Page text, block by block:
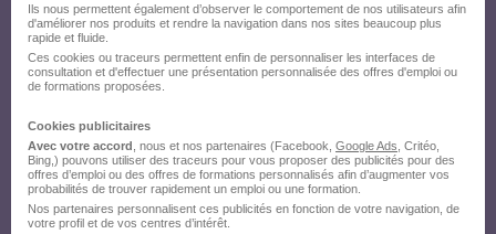
Ils nous permettent également d’observer le comportement de nos utilisateurs afin
d'améliorer nos produits et rendre la navigation dans nos sites beaucoup plus
rapide et fluide.
Ces cookies ou traceurs permettent enfin de personnaliser les interfaces de
consultation et d'effectuer une présentation personnalisée des offres d'emploi ou
de formations proposées.
Cookies publicitaires
Avec votre accord , nous et nos partenaires (Facebook, Google Ads , Critéo,
Bing,) pouvons utiliser des traceurs pour vous proposer des publicités pour des
offres d’emploi ou des offres de formations personnalisés afin d’augmenter vos
probabilités de trouver rapidement un emploi ou une formation.
Nos partenaires personnalisent ces publicités en fonction de votre navigation, de
votre profil et de vos centres d’intérêt.